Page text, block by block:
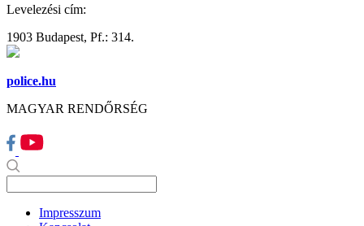
Levelezési cím:
1903 Budapest, Pf.: 314.
police.hu
MAGYAR RENDŐRSÉG
Impresszum